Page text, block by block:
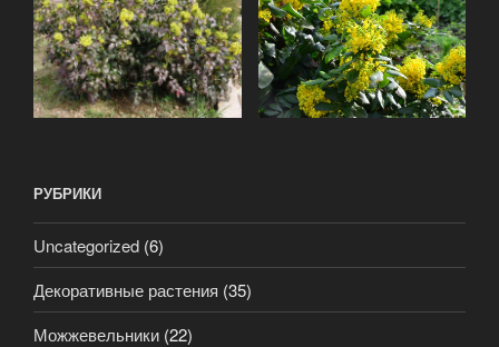
РУБРИКИ
Uncategorized (6)
Декоративные растения (35)
Можжевельники (22)